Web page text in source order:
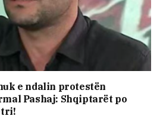
e ndalin protestën
Pashaj: Shqiptarët po